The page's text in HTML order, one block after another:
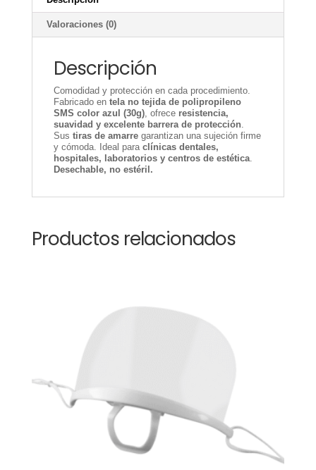
Valoraciones (0)
Descripción
Comodidad y protección en cada procedimiento.
Fabricado en tela no tejida de polipropileno
SMS color azul (30g), ofrece resistencia,
suavidad y excelente barrera de protección.
Sus tiras de amarregarantizan una sujeción firme
y cómoda. Ideal para clínicas dentales,
hospitales, laboratorios y centros de estética.
Desechable, no estéril.
Productos relacionados